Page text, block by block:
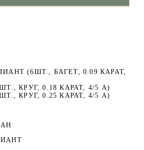
(6ШТ., БАГЕТ, 0.09 КАРАТ,
КРУГ, 0.18 КАРАТ, 4/5 А)
КРУГ, 0.25 КАРАТ, 4/5 А)